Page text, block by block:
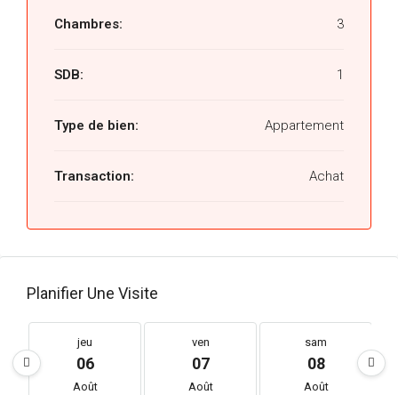
Chambres: 3
SDB: 1
Type de bien: Appartement
Transaction: Achat
Planifier Une Visite
jeu
06
Août
ven
07
Août
sam
08
Août